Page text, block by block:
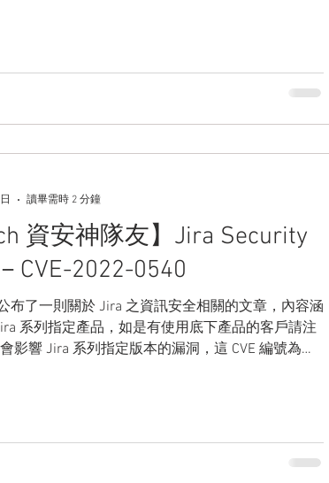
資安神隊友】Jira Security
CVE-2022-0540
布了一則關於 Jira 之資訊安全相關的文章，內容涵
系列指定產品，如是有使用底下產品的客戶請注
影響 Jira 系列指定版本的漏洞，這 CVE 編號為
讀畢需時 2 分鐘